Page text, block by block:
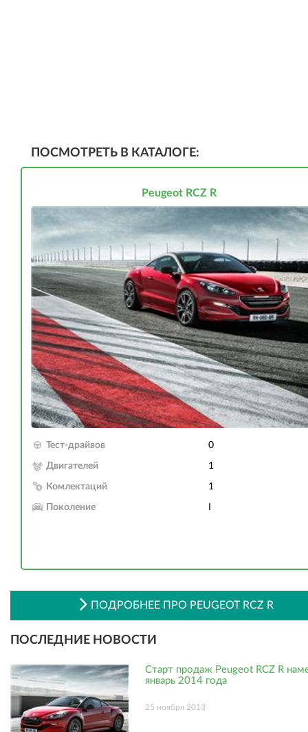
ПОСМОТРЕТЬ В КАТАЛОГЕ:
Peugeot RCZ R
Тест-драйвов 0
Двигателей 1
Комлектаций 1
Поколение
ПОДРОБНЕЕ ПРО PEUGEOT RCZ R
ПОСЛЕДНИЕ НОВОСТИ
Старт продаж Peugeot RCZ R
январь 2014 года
25 ноября 2013